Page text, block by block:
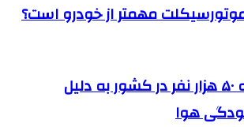
مهمتر از خودرو است؟
فوت سالانه ۵۰ هزار نفر در کشور به دلیل
هوا